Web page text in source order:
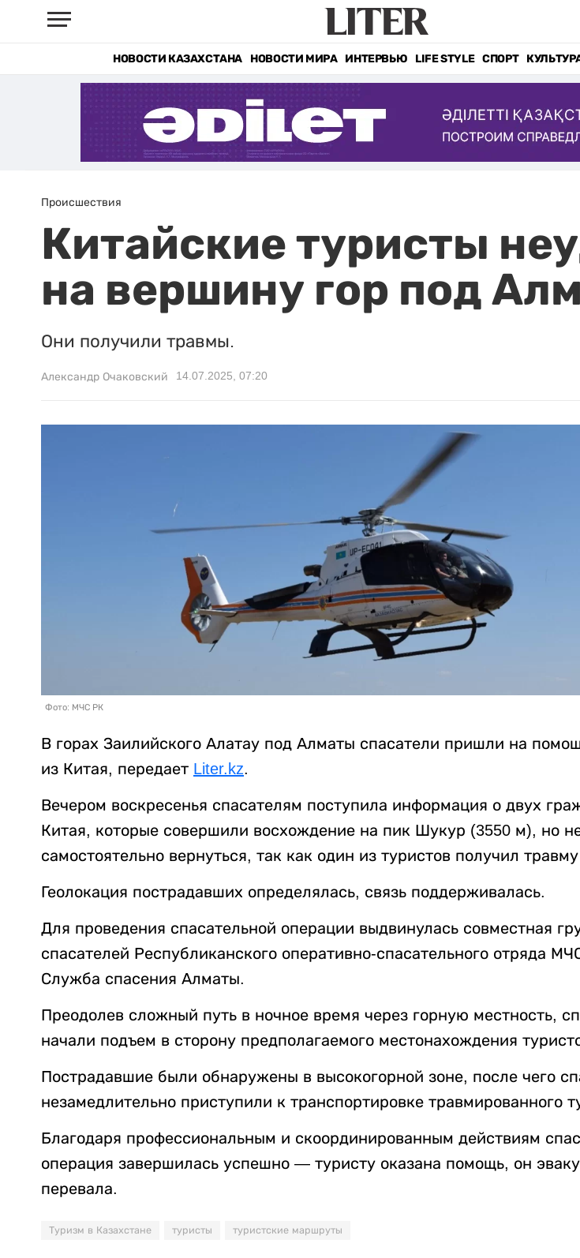
НОВОСТИ КАЗАХСТАНА НОВОСТИ МИРА ИНТЕРВЬЮ LIFE STYLE СПОРТ
Происшествия
Китайские туристы
на вершину гор под
Они получили травмы.
Александр Очаковский 14.07.2025, 07:20
Фото: МЧС РК
В горах Заилийского Алатау под Алматы спасатели пришли на
из Китая, передает Liter.kz.
Вечером воскресенья спасателям поступила информация о двух
Китая, которые совершили восхождение на пик Шукур (3550 м), но
самостоятельно вернуться, так как один из туристов получил
Геолокация пострадавших определялась, связь поддерживалась.
Для проведения спасательной операции выдвинулась совместная
спасателей Республиканского оперативно-спасательного отряда
Служба спасения Алматы.
Преодолев сложный путь в ночное время через горную местность,
начали подъем в сторону предполагаемого местонахождения
Пострадавшие были обнаружены в высокогорной зоне, после чего
незамедлительно приступили к транспортировке травмированного
Благодаря профессиональным и скоординированным действиям
операция завершилась успешно — туристу оказана помощь, он
перевала.
Туризм в Казахстане туристы туристские маршруты